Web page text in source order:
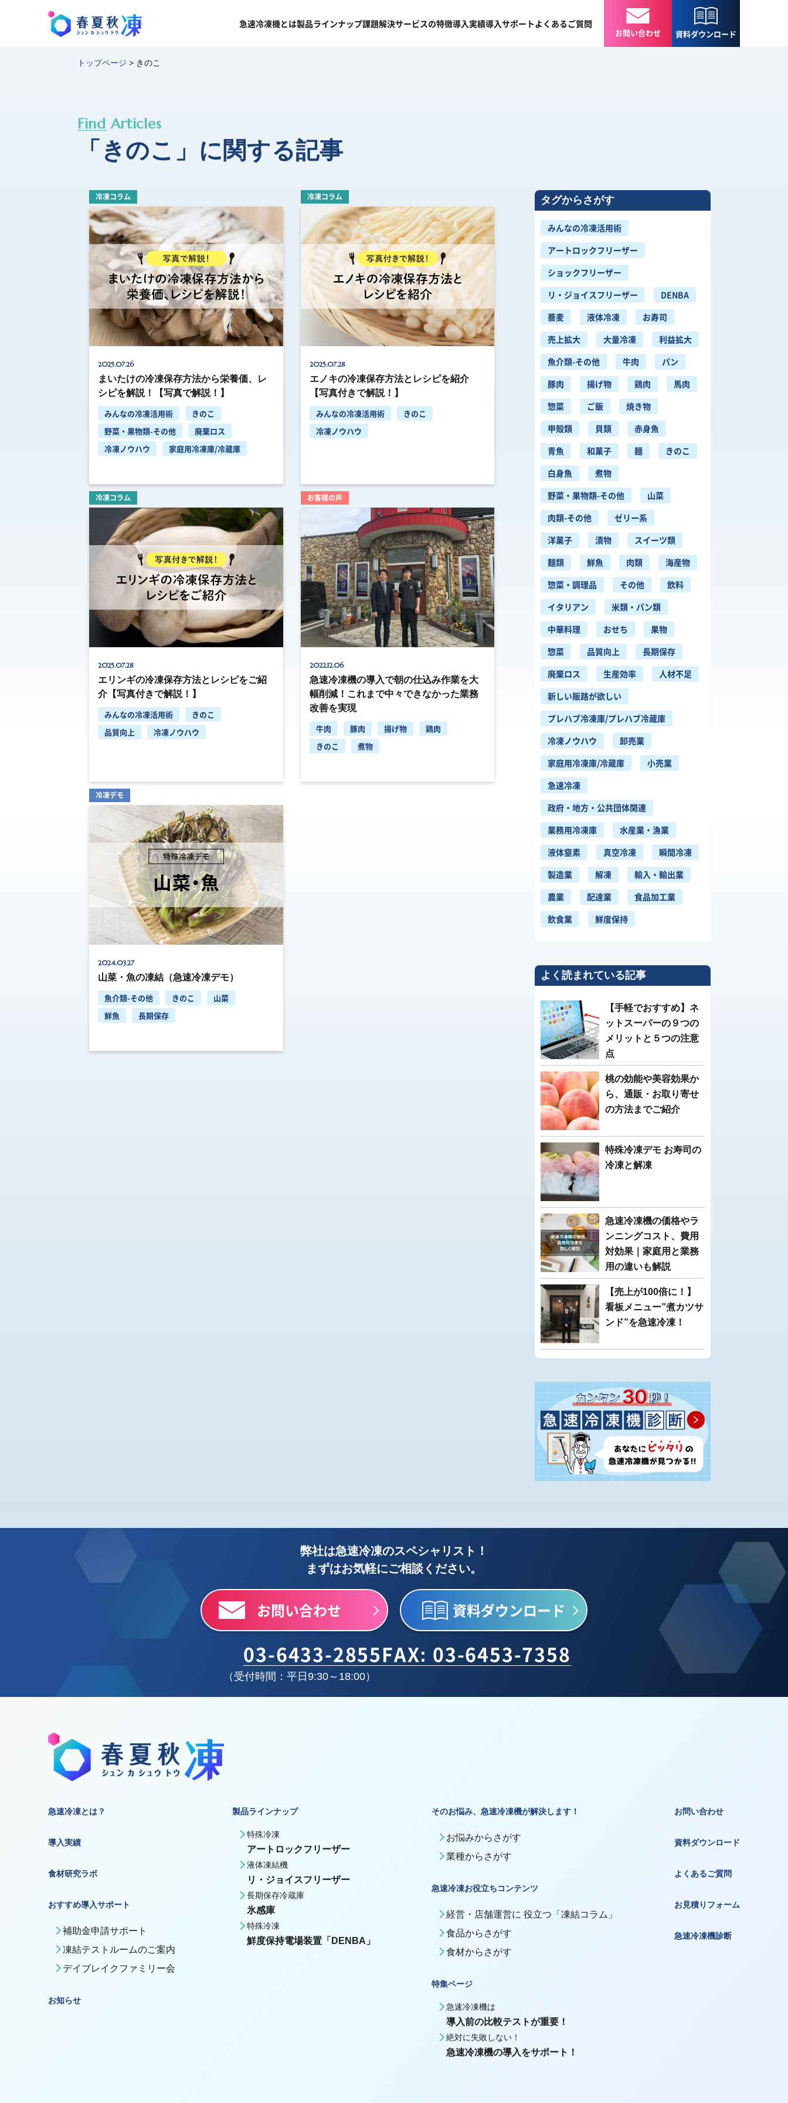
急速冷凍機とは製品ラインナップ課題解決サービスの特徴導入実績導入サポートよくあるご質問
お問い合わせ 資料ダウンロード
トップページ > きのこ
Find Articles
「きのこ」に関する記事
冷凍コラム
2025.07.26
まいたけの冷凍保存方法から栄養価、レ
シピを解説！【写真で解説！】
みんなの冷凍活用術
きのこ
野菜・果物類-その他
廃棄ロス
冷凍ノウハウ
家庭用冷凍庫/冷蔵庫
冷凍コラム
2025.07.28
エノキの冷凍保存方法とレシピを紹介
【写真付きで解説！】
みんなの冷凍活用術
きのこ
冷凍ノウハウ
冷凍コラム
2025.07.28
エリンギの冷凍保存方法とレシピをご紹
介【写真付きで解説！】
みんなの冷凍活用術
きのこ
品質向上
冷凍ノウハウ
お客様の声
2022.12.06
急速冷凍機の導入で朝の仕込み作業を大
幅削減！これまで中々できなかった業務
改善を実現
牛肉 豚肉 揚げ物
鶏肉
きのこ
煮物
冷凍デモ
2024.03.27
山菜・魚の凍結（急速冷凍デモ）
魚介類-その他 きのこ
山菜
鮮魚
長期保存
タグからさがす
みんなの冷凍活用術
アートロックフリーザー
ショックフリーザー
リ・ジョイスフリーザー
DENBA
蕎麦
液体冷凍
お寿司
売上拡大
大量冷凍
利益拡大
魚介類-その他
牛肉
パン
豚肉
揚げ物 鶏肉
馬肉
惣菜
ご飯
焼き物
甲殻類
貝類
赤身魚
青魚
和菓子 麺
きのこ
白身魚
煮物
野菜・果物類-その他
山菜
肉類-その他
ゼリー系
洋菓子
漬物
スイーツ類
麺類
鮮魚 肉類
海産物
惣菜・調理品
その他
飲料
イタリアン
米類・パン類
中華料理
おせち
果物
惣菜
品質向上
長期保存
廃棄ロス
生産効率
人材不足
新しい販路が欲しい
プレハブ冷凍庫/プレハブ冷蔵庫
冷凍ノウハウ
卸売業
家庭用冷凍庫/冷蔵庫
小売業
急速冷凍
政府・地方・公共団体関連
業務用冷凍庫
水産業・漁業
液体窒素
真空冷凍
瞬間冷凍
製造業
解凍
輸入・輸出業
農業
配達業
食品加工業
飲食業
鮮度保持
よく読まれている記事
【手軽でおすすめ】ネ
ットスーパーの９つの
メリットと５つの注意
点
桃の効能や美容効果か
ら、通販・お取り寄せ
の方法までご紹介
特殊冷凍デモ お寿司の
冷凍と解凍
急速冷凍機の価格やラ
ンニングコスト、費用
対効果｜家庭用と業務
用の違いも解説
【売上が100倍に！】
看板メニュー”煮カツサ
ンド”を急速冷凍！
弊社は急速冷凍のスペシャリスト！
まずはお気軽にご相談ください。
お問い合わせ 資料ダウンロード
03-6433-2855
（受付時間：平日9:30～18:00）
FAX: 03-6453-7358
急速冷凍とは？
導入実績
食材研究ラボ
おすすめ導入サポート
補助金申請サポート
凍結テストルームのご案内
デイブレイクファミリー会
お知らせ
製品ラインナップ
特殊冷凍
アートロックフリーザー
液体凍結機
リ・ジョイスフリーザー
長期保存冷蔵庫
氷感庫
特殊冷凍
鮮度保持電場装置「DENBA」
そのお悩み、急速冷凍機が解決します！
お悩みからさがす
業種からさがす
急速冷凍お役立ちコンテンツ
経営・店舗運営に 役立つ「凍結コラム」
食品からさがす
食材からさがす
特集ページ
急速冷凍機は
導入前の比較テストが重要！
絶対に失敗しない！
急速冷凍機の導入をサポート！
お問い合わせ
資料ダウンロード
よくあるご質問
お見積りフォーム
急速冷凍機診断